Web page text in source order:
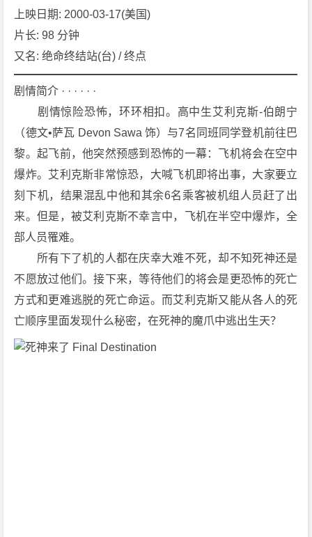
i
o
n》
[2
0
[惊
悚]
[恐
[美
上映日期: 2000-03-17(美国)
片长: 98 分钟
又名: 绝命终结站(台) / 终点
剧情简介 · · · · · ·
剧情惊险恐怖，环环相扣。高中生艾利克斯-伯朗宁
（德文•萨瓦 Devon Sawa 饰）与7名同班同学登机前往巴
黎。起飞前，他突然预感到恐怖的一幕：飞机将会在空中
爆炸。艾利克斯非常惊恐，大喊飞机即将出事，大家要立
刻下机，结果混乱中他和其余6名乘客被机组人员赶了出
来。但是，被艾利克斯不幸言中，飞机在半空中爆炸，全
部人员罹难。
所有下了机的人都在庆幸大难不死，却不知死神还是
不愿放过他们。接下来，等待他们的将会是更恐怖的死亡
方式和更难逃脱的死亡命运。而艾利克斯又能从各人的死
亡顺序里面发现什么秘密，在死神的魔爪中逃出生天？